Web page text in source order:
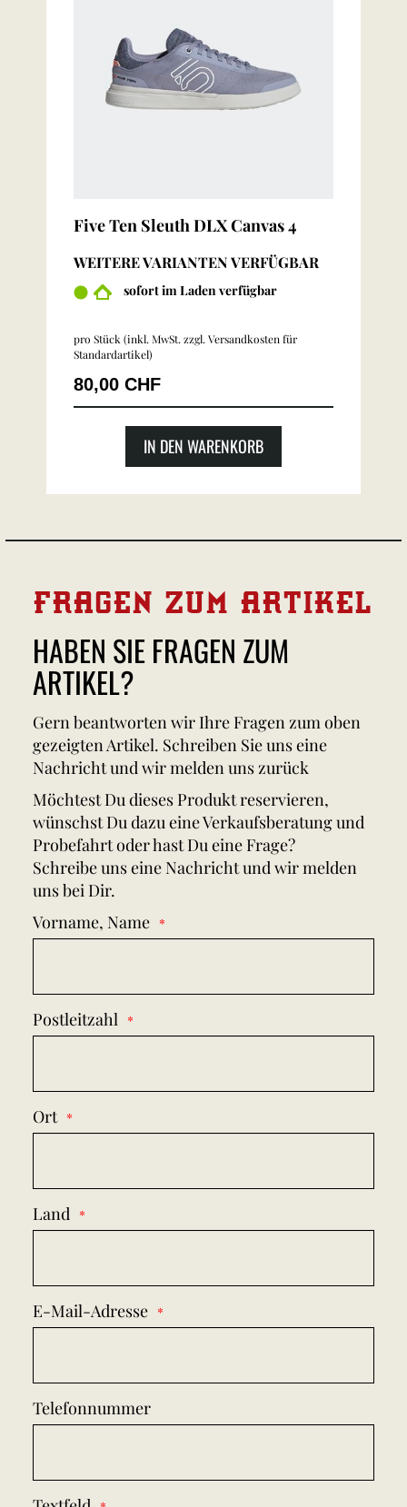
Five Ten Sleuth DLX Canvas 4
WEITERE VARIANTEN VERFÜGBAR
sofort im Laden verfügbar
pro Stück (inkl. MwSt. zzgl. Versandkosten für
Standardartikel)
80,00 CHF
IN DEN WARENKORB
FRAGEN ZUM ARTIKEL
HABEN SIE FRAGEN ZUM
ARTIKEL?
Gern beantworten wir Ihre Fragen zum oben
gezeigten Artikel. Schreiben Sie uns eine
Nachricht und wir melden uns zurück
Möchtest Du dieses Produkt reservieren,
wünschst Du dazu eine Verkaufsberatung und
Probefahrt oder hast Du eine Frage?
Schreibe uns eine Nachricht und wir melden
uns bei Dir.
Vorname, Name
Postleitzahl
Ort
Land
E-Mail-Adresse
Telefonnummer